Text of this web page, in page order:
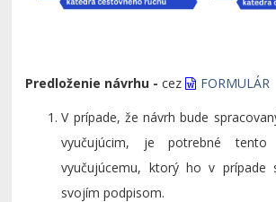
Predloženie návrhu -cez
FORMULÁR
V prípade, že návrh bude
vyučujúcim, je potrebné tento
vyučujúcemu, ktorý ho v prípade
svojím podpisom.